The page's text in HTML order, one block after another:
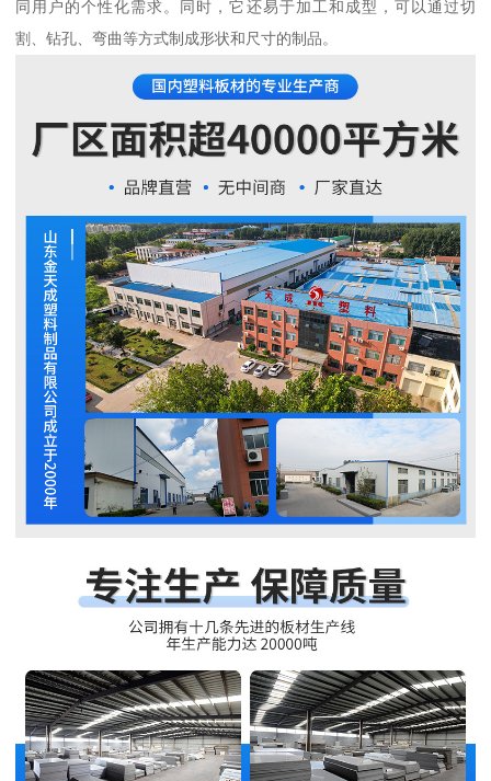
同用户的个性化需求。同时，它还易于加工和成型，可以通过切
割、钻孔、弯曲等方式制成形状和尺寸的制品。